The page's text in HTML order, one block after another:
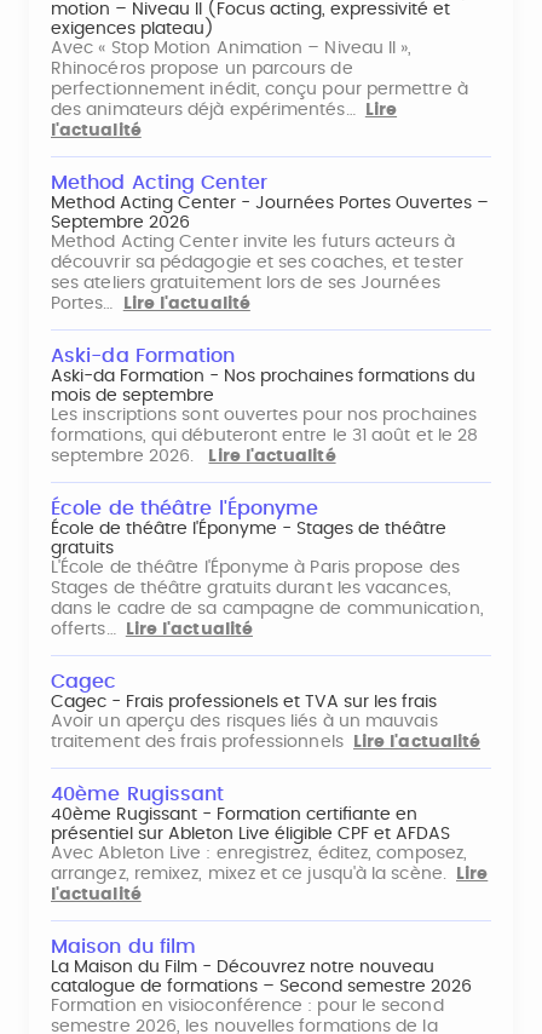
motion – Niveau II (Focus acting, expressivité et
exigences plateau)
Avec « Stop Motion Animation – Niveau II »,
Rhinocéros propose un parcours de
perfectionnement inédit, conçu pour permettre à
des animateurs déjà expérimentés…
Lire
l'actualité
Method Acting Center
Method Acting Center - Journées Portes Ouvertes –
Septembre 2026
Method Acting Center invite les futurs acteurs à
découvrir sa pédagogie et ses coaches, et tester
ses ateliers gratuitement lors de ses Journées
Portes…
Lire l'actualité
Aski-da Formation
Aski-da Formation - Nos prochaines formations du
mois de septembre
Les inscriptions sont ouvertes pour nos prochaines
formations, qui débuteront entre le 31 août et le 28
septembre 2026.
Lire l'actualité
École de théâtre l'Éponyme
École de théâtre l'Éponyme - Stages de théâtre
gratuits
L'École de théâtre l'Éponyme à Paris propose des
Stages de théâtre gratuits durant les vacances,
dans le cadre de sa campagne de communication,
offerts…
Lire l'actualité
Cagec
Cagec - Frais professionels et TVA sur les frais
Avoir un aperçu des risques liés à un mauvais
traitement des frais professionnels
Lire l'actualité
40ème Rugissant
40ème Rugissant - Formation certifiante en
présentiel sur Ableton Live éligible CPF et AFDAS
Avec Ableton Live : enregistrez, éditez, composez,
arrangez, remixez, mixez et ce jusqu'à la scène.
Lire
l'actualité
Maison du film
La Maison du Film - Découvrez notre nouveau
catalogue de formations – Second semestre 2026
Formation en visioconférence : pour le second
semestre 2026, les nouvelles formations de la